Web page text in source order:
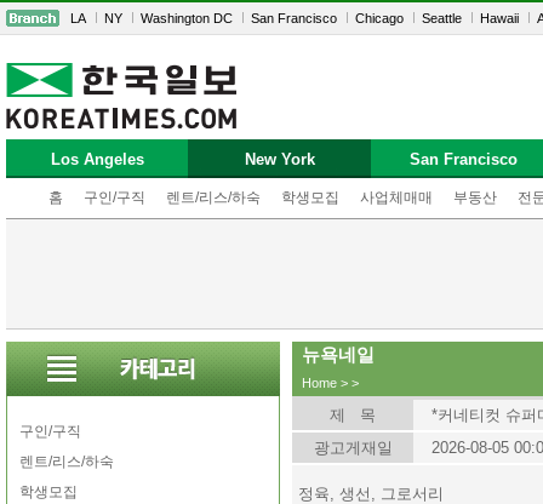
LA NY Washington DC San Francisco Chicago Seattle Hawaii
Los Angeles New York
홈 구인/구직 렌트/리스/하숙 학생모집 사업체매매 부동산 전
San Francisco
구인/구직
렌트/리스/하숙
학생모집
뉴욕네일
Home > >
제 목
*커네티컷 슈퍼
광고게재일
2026-08-05
정육, 생선, 그로서리